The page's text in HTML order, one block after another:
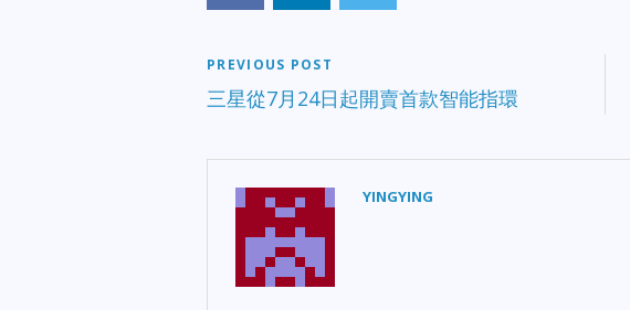
PREVIOUS POST
三星從7月24日起開賣首款智能指環
YINGYING